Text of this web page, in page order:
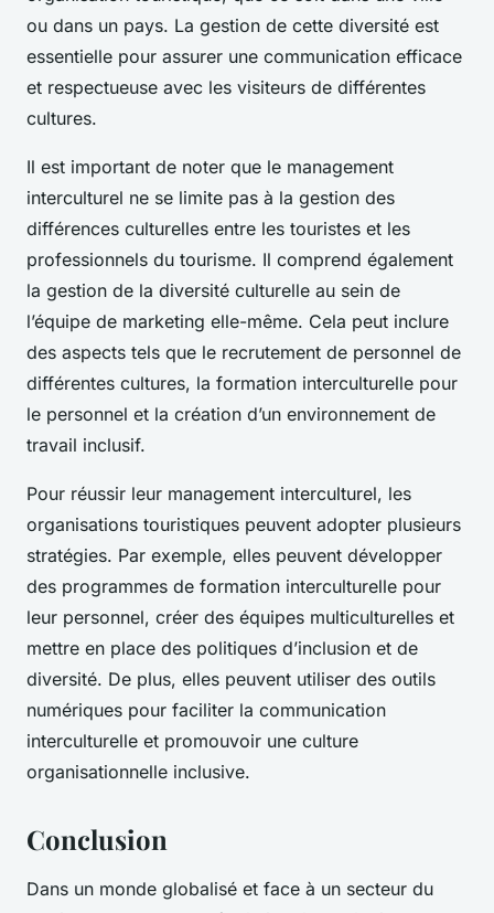
ou dans un pays. La gestion de cette diversité est
essentielle pour assurer une communication efficace
et respectueuse avec les visiteurs de différentes
cultures.
Il est important de noter que le management
interculturel ne se limite pas à la gestion des
différences culturelles entre les touristes et les
professionnels du tourisme. Il comprend également
la gestion de la diversité culturelle au sein de
l’équipe de marketing elle-même. Cela peut inclure
des aspects tels que le recrutement de personnel de
différentes cultures, la formation interculturelle pour
le personnel et la création d’un environnement de
travail inclusif.
Pour réussir leur management interculturel, les
organisations touristiques peuvent adopter plusieurs
stratégies. Par exemple, elles peuvent développer
des programmes de formation interculturelle pour
leur personnel, créer des équipes multiculturelles et
mettre en place des politiques d’inclusion et de
diversité. De plus, elles peuvent utiliser des outils
numériques pour faciliter la communication
interculturelle et promouvoir une culture
organisationnelle inclusive.
Conclusion
Dans un monde globalisé et face à un secteur du